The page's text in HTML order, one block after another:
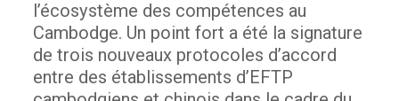
l’écosystème des compétences au
Cambodge. Un point fort a été la signature
de trois nouveaux protocoles d’accord
entre des établissements d’EFTP